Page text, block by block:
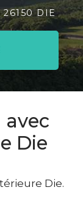
26150 DIE
Die
Die.